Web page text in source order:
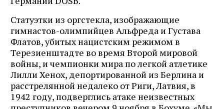
Статуэтки из оргстекла, изображающие
гимнастов-олимпийцев Альфреда и Густава
Флатов, убитых нацистским режимом в
Терезиенштадте во время Второй мировой
войны, и чемпионки мира по легкой атлетике
Лилли Хенох, депортированной из Берлина и
расстрелянной недалеко от Риги, Латвия, в
1942 году, подверглись атаке неизвестных